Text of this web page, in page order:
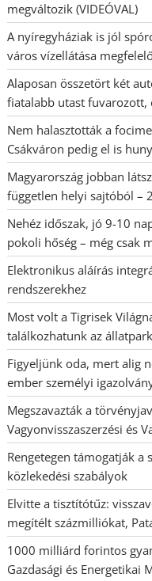
megváltozik (VIDEÓVAL)
A nyíregyháziak is jól
város vízellátása
Alaposan összetört két
fiatalabb utast
Nem halasztották a
Csákváron pedig el is
Magyarország jobban
független helyi sajtóból –
Nehéz időszak, jó 9-10
pokoli hőség – még csak
Elektronikus aláírás
rendszerekhez
Most volt a Tigrisek
találkozhatunk az
Figyeljünk oda, mert alig
ember személyi
Megszavazták a
Vagyonvisszaszerzési és
Rengetegen támogatják a
közlekedési szabályok
Elvitte a tisztítótűz:
megítélt százmilliókat,
1000 milliárd forintos
Gazdasági és Energetikai